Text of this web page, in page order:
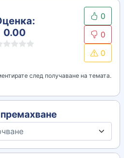
0.00
0
0
0
след получаване на темата.